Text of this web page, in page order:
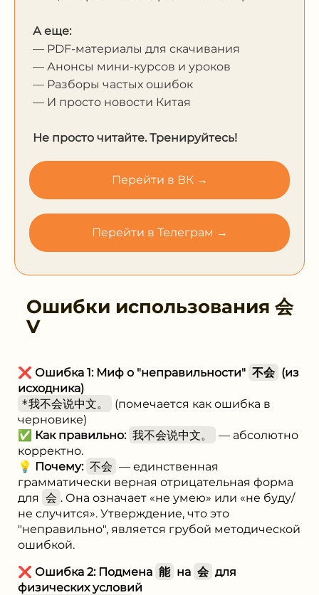
А еще:
— PDF-материалы для скачивания
— Анонсы мини-курсов и уроков
— Разборы частых ошибок
— И просто новости Китая
Не просто читайте. Тренируйтесь!
Перейти в ВК →
Перейти в Телеграм →
Ошибки использования 会
V
❌ Ошибка 1: Миф о "неправильности" 不会 (из
исходника)
*我不会说中文。
(помечается как ошибка в
черновике)
✅ Как правильно: 我不会说中文。
— абсолютно
корректно.
💡 Почему: 不会 — единственная
грамматически верная отрицательная форма
для 会 . Она означает «не умею» или «не буду/
не случится». Утверждение, что это
"неправильно", является грубой методической
ошибкой.
❌ Ошибка 2: Подмена 能 на 会 для
физических условий